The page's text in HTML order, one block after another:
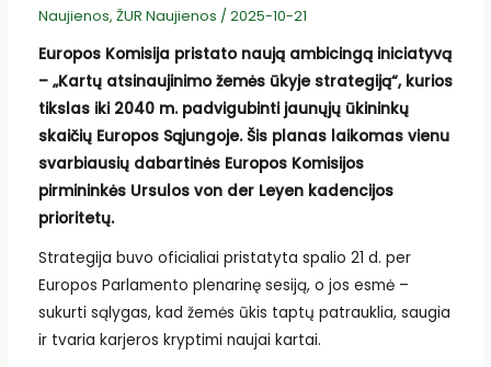
Naujienos, ŽUR Naujienos / 2025-10-21
Europos Komisija pristato naują ambicingą iniciatyvą
– „Kartų atsinaujinimo žemės ūkyje strategiją“, kurios
tikslas iki 2040 m. padvigubinti jaunųjų ūkininkų
skaičių Europos Sąjungoje. Šis planas laikomas vienu
svarbiausių dabartinės Europos Komisijos
pirmininkės Ursulos von der Leyen kadencijos
prioritetų.
Strategija buvo oficialiai pristatyta spalio 21 d. per
Europos Parlamento plenarinę sesiją, o jos esmė –
sukurti sąlygas, kad žemės ūkis taptų patrauklia, saugia
ir tvaria karjeros kryptimi naujai kartai.